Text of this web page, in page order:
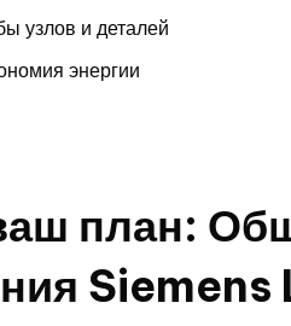
узлов и деталей
энергии
план:
Siemens